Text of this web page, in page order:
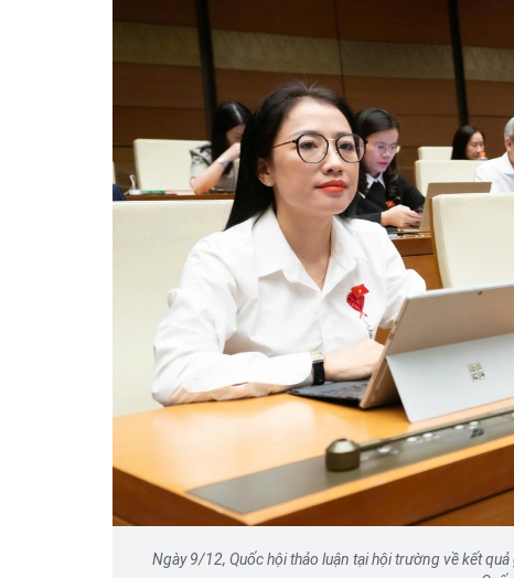
Ngày 9/12, Quốc hội thảo luận tại hội trường về kết